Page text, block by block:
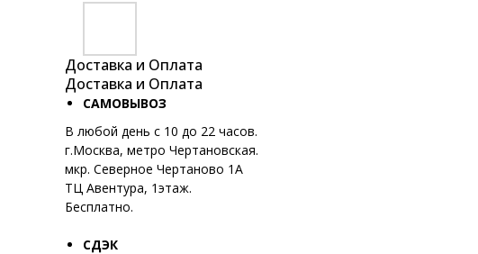
Доставка и Оплата
Доставка и Оплата
САМОВЫВОЗ
В любой день с 10 до 22 часов.
г.Москва, метро Чертановская.
мкр. Северное Чертаново 1А
ТЦ Авентура, 1этаж.
Бесплатно.
СДЭК